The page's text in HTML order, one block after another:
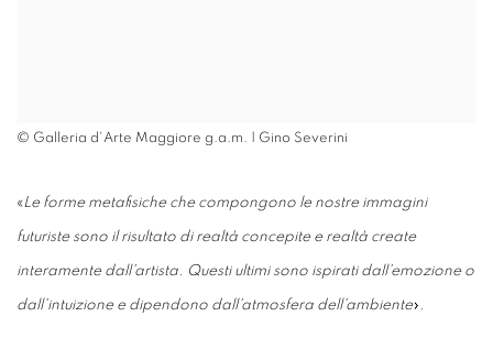
© Galleria d'Arte Maggiore g.a.m. | Gino Severini
«Le forme metafisiche che compongono le nostre immagini
futuriste sono il risultato di realtà concepite e realtà create
interamente dall'artista. Questi ultimi sono ispirati dall'emozione o
dall'intuizione e dipendono dall'atmosfera dell'ambiente».